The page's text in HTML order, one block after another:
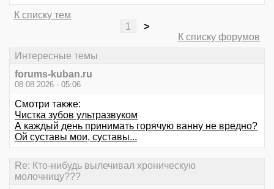
К списку тем
1
>
К списку форумов
Интересные темы
forums-kuban.ru
08.08.2026 - 05:06
Смотри также:
Чистка зубов ультразвуком
А каждый день принимать горячую ванну не вредно?
Ой суставы мои, суставы...
Re: Кто-нибудь вылечивал хроническую
молочницу???